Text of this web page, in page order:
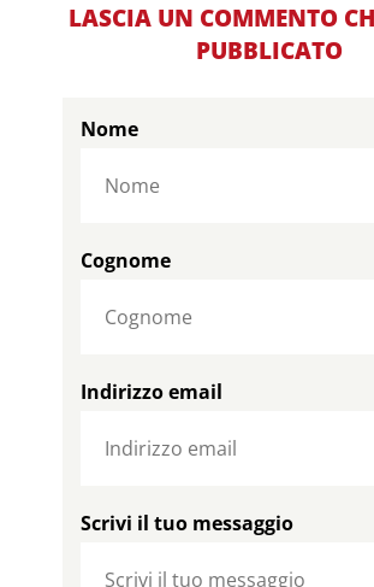
LASCIA UN COMMENTO
PUBBLICATO
Nome
Cognome
Indirizzo email
Scrivi il tuo messaggio